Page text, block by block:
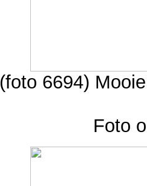
(foto 6694)
Foto